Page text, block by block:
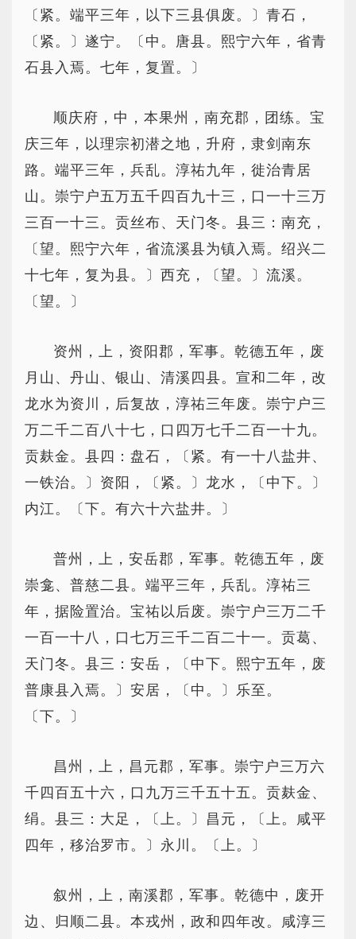
〔紧。端平三年，以下三县俱废。〕青石，
〔紧。〕遂宁。〔中。唐县。熙宁六年，省青
石县入焉。七年，复置。〕
顺庆府，中，本果州，南充郡，团练。宝
庆三年，以理宗初潜之地，升府，隶剑南东
路。端平三年，兵乱。淳祐九年，徙治青居
山。崇宁户五万五千四百九十三，口一十三万
三百一十三。贡丝布、天门冬。县三：南充，
〔望。熙宁六年，省流溪县为镇入焉。绍兴二
十七年，复为县。〕西充，〔望。〕流溪。
〔望。〕
资州，上，资阳郡，军事。乾德五年，废
月山、丹山、银山、清溪四县。宣和二年，改
龙水为资川，后复故，淳祐三年废。崇宁户三
万二千二百八十七，口四万七千二百一十九。
贡麸金。县四：盘石，〔紧。有一十八盐井、
一铁治。〕资阳，〔紧。〕龙水，〔中下。〕
内江。〔下。有六十六盐井。〕
普州，上，安岳郡，军事。乾德五年，废
崇龛、普慈二县。端平三年，兵乱。淳祐三
年，据险置治。宝祐以后废。崇宁户三万二千
一百一十八，口七万三千二百二十一。贡葛、
天门冬。县三：安岳，〔中下。熙宁五年，废
普康县入焉。〕安居，〔中。〕乐至。
〔下。〕
昌州，上，昌元郡，军事。崇宁户三万六
千四百五十六，口九万三千五十五。贡麸金、
绢。县三：大足，〔上。〕昌元，〔上。咸平
四年，移治罗市。〕永川。〔上。〕
叙州，上，南溪郡，军事。乾德中，废开
边、归顺二县。本戎州，政和四年改。咸淳三